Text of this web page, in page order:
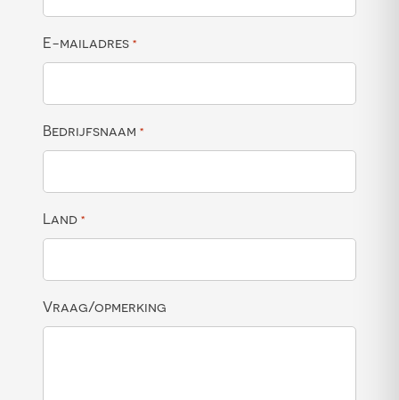
E-mailadres *
Bedrijfsnaam *
Land *
Vraag/opmerking